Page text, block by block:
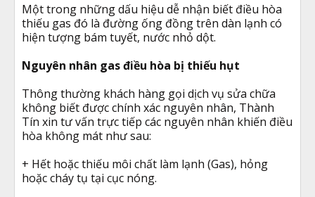
Một trong những dấu hiệu dễ nhận biết điều hòa
thiếu gas đó là đường ống đồng trên dàn lạnh có
hiện tượng bám tuyết, nước nhỏ dột.
Nguyên nhân gas điều hòa bị thiếu hụt
Thông thường khách hàng gọi dịch vụ sửa chữa
không biết được chính xác nguyên nhân, Thành
Tín xin tư vấn trực tiếp các nguyên nhân khiến điều
hòa không mát như sau:
+ Hết hoặc thiếu môi chất làm lạnh (Gas), hỏng
hoặc cháy tụ tại cục nóng.